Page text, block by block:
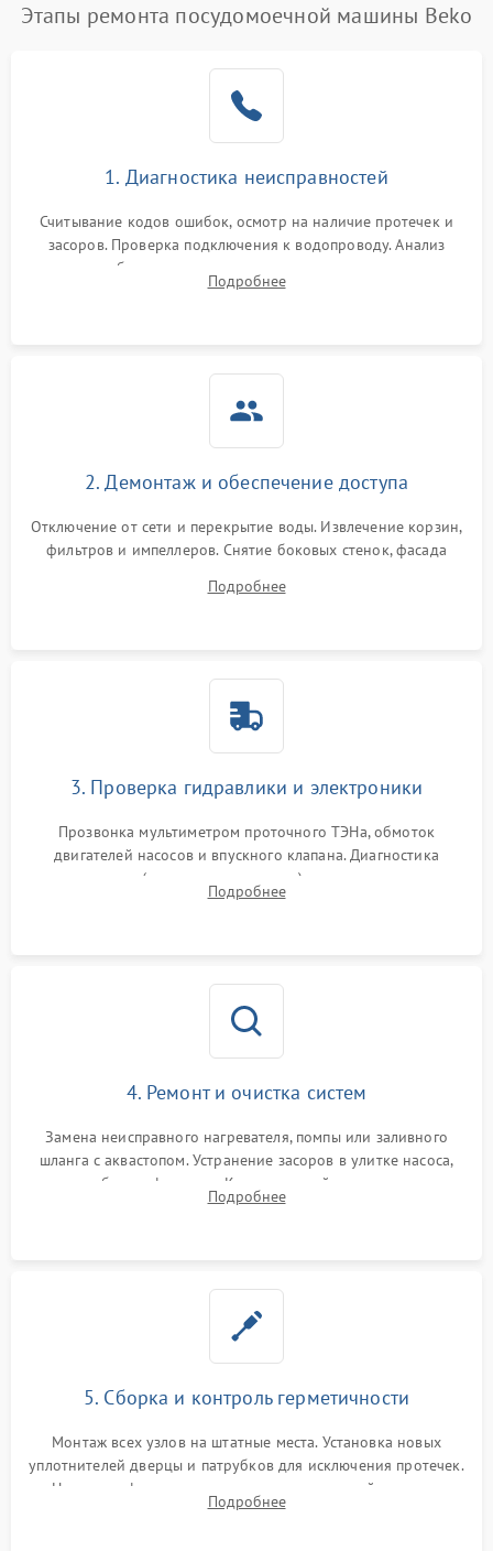
воды
1800 ₽ Подробнее →
Проблемы с
Этапы ремонта посудомоечной машины Beko
1. Диагностика неисправностей
Считывание кодов ошибок, осмотр на наличие протечек и
засоров. Проверка подключения к водопроводу. Анализ
жалоб на отсутствие слива, нагрева, вращения
разбрызгивателей или срабатывание системы защиты
Подробнее
2. Демонтаж и обеспечение доступа
Отключение от сети и перекрытие воды. Извлечение корзин,
фильтров и импеллеров. Снятие боковых стенок, фасада
циркуляционному насосу, ТЭНу и сливной помпе.
Подробнее
3. Проверка гидравлики и электроники
Прозвонка мультиметром проточного ТЭНа, обмоток
двигателей насосов и впускного клапана. Диагностика
прессостата (датчика уровня воды), датчика мутности,
концевика дверцы и электронного модуля управления.
Подробнее
4. Ремонт и очистка систем
Замена неисправного нагревателя, помпы или заливного
шланга с аквастопом. Устранение засоров в улитке насоса,
патрубках и фильтрах. Компонентный ремонт платы
управления, восстановление поврежденной проводки.
Подробнее
5. Сборка и контроль герметичности
Монтаж всех узлов на штатные места. Установка новых
уплотнителей дверцы и патрубков для исключения протечек.
Надежная фиксация хомутов гидравлической системы,
сборка корпуса и установка датчика поплавка.
Подробнее